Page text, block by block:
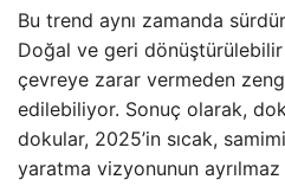
Bu trend aynı zamanda
Doğal ve geri
çevreye zarar vermeden
edilebiliyor. Sonuç olarak,
dokular, 2025’in sıcak,
yaratma vizyonunun